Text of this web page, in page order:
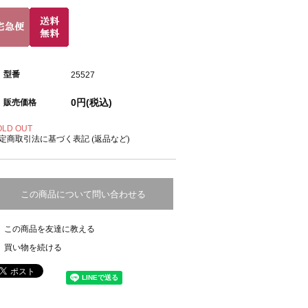
型番 25527
販売価格 0円(税込)
OUT
商取引法に基づく表記 (返品など)
この商品について問い合わせる
この商品を友達に教える
買い物を続ける